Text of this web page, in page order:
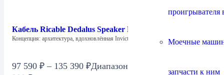
проигрывателя
Моечные
запчасти к ним
Кабель Ricable Dedalus Speaker Elite
Концепция: архитектура, вдохновлённая Invictus Dedalus Speaker…
97 590 ₽ – 135 390 ₽Диапазон цен: 97 590 ₽ – 135